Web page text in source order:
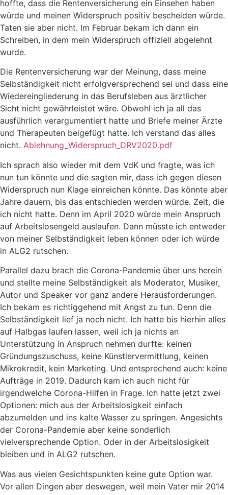
hoffte, dass die Rentenversicherung ein Einsehen haben
würde und meinen Widerspruch positiv bescheiden würde.
Taten sie aber nicht. Im Februar bekam ich dann ein
Schreiben, in dem mein Widerspruch offiziell abgelehnt
wurde.
Die Rentenversicherung war der Meinung, dass meine
Selbständigkeit nicht erfolgversprechend sei und dass eine
Wiedereingliederung in das Berufsleben aus ärztlicher
Sicht nicht gewährleistet wäre. Obwohl ich ja all das
ausführlich verargumentiert hatte und Briefe meiner Ärzte
und Therapeuten beigefügt hatte. Ich verstand das alles
nicht. Ablehnung_Widerspruch_DRV2020.pdf
Ich sprach also wieder mit dem VdK und fragte, was ich
nun tun könnte und die sagten mir, dass ich gegen diesen
Widerspruch nun Klage einreichen könnte. Das könnte aber
Jahre dauern, bis das entschieden werden würde. Zeit, die
ich nicht hatte. Denn im April 2020 würde mein Anspruch
auf Arbeitslosengeld auslaufen. Dann müsste ich entweder
von meiner Selbständigkeit leben können oder ich würde
in ALG2 rutschen.
Parallel dazu brach die Corona-Pandemie über uns herein
und stellte meine Selbständigkeit als Moderator, Musiker,
Autor und Speaker vor ganz andere Herausforderungen.
Ich bekam es richtiggehend mit Angst zu tun. Denn die
Selbständigkeit lief ja noch nicht. Ich hatte bis hierhin alles
auf Halbgas laufen lassen, weil ich ja nichts an
Unterstützung in Anspruch nehmen durfte: keinen
Gründungszuschuss, keine Künstlervermittlung, keinen
Mikrokredit, kein Marketing. Und entsprechend auch: keine
Aufträge in 2019. Dadurch kam ich auch nicht für
irgendwelche Corona-Hilfen in Frage. Ich hatte jetzt zwei
Optionen: mich aus der Arbeitslosigkeit einfach
abzumelden und ins kalte Wasser zu springen. Angesichts
der Corona-Pandemie aber keine sonderlich
vielversprechende Option. Oder in der Arbeitslosigkeit
bleiben und in ALG2 rutschen.
Was aus vielen Gesichtspunkten keine gute Option war.
Vor allen Dingen aber deswegen, weil mein Vater mir 2014